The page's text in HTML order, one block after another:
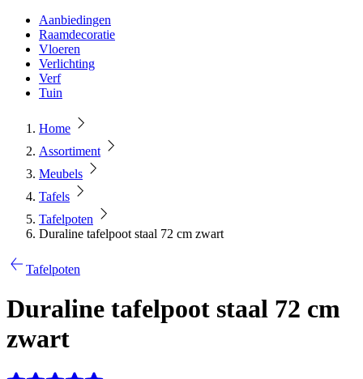
Aanbiedingen
Raamdecoratie
Vloeren
Verlichting
Verf
Tuin
Home
Assortiment
Meubels
Tafels
Tafelpoten
Duraline tafelpoot staal 72 cm zwart
Tafelpoten
Duraline tafelpoot staal 72 cm
zwart